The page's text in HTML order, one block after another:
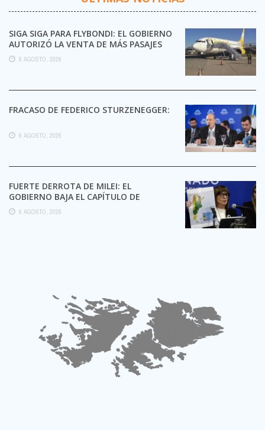
SIGA SIGA PARA FLYBONDI: EL GOBIERNO
AUTORIZÓ LA VENTA DE MÁS PASAJES
6 AGOSTO, 2026
FRACASO DE FEDERICO STURZENEGGER:
6 AGOSTO, 2026
FUERTE DERROTA DE MILEI: EL
GOBIERNO BAJA EL CAPÍTULO DE
EXTRANJERIZACIÓN DE TIERRAS
6 AGOSTO, 2026